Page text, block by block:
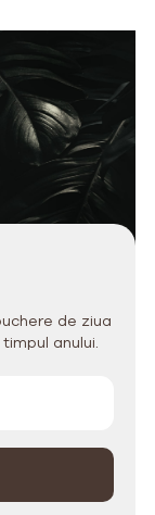
de ziua
anului.